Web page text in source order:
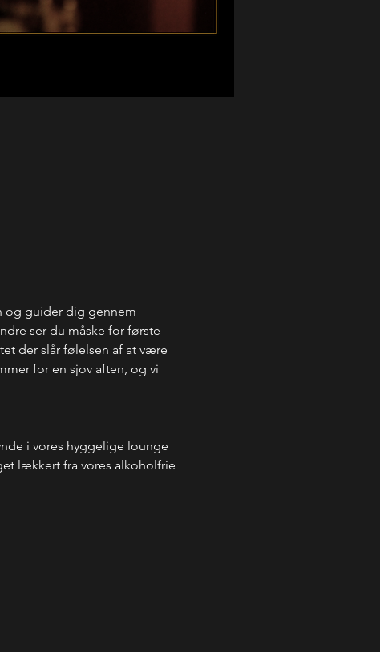
og guider dig gennem
ser du måske for første
der slår følelsen af at være
for en sjov aften, og vi
i vores hyggelige lounge
lækkert fra vores alkoholfrie